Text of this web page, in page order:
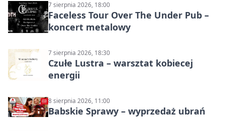
7 sierpnia 2026, 18:00
Faceless Tour Over The Under Pub –
koncert metalowy
7 sierpnia 2026, 18:30
Czułe Lustra – warsztat kobiecej
energii
8 sierpnia 2026, 11:00
Babskie Sprawy – wyprzedaż ubrań